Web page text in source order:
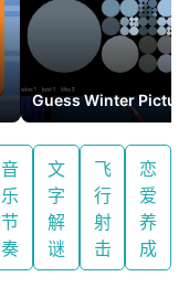
Guess Winter
音
乐
节
奏
文
字
解
谜
飞
行
射
击
恋
爱
养
成